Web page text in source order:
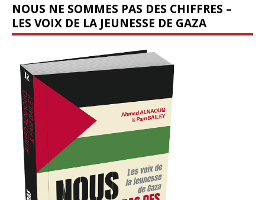
NOUS NE SOMMES PAS DES CHIFFRES –
LES VOIX DE LA JEUNESSE DE GAZA